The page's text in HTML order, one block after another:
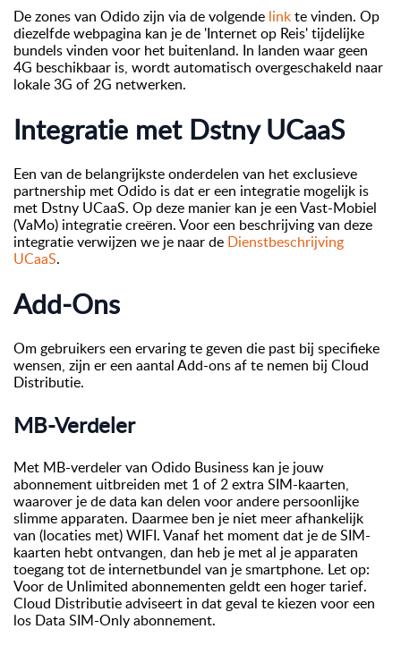
De zones van Odido zijn via de volgende linkte vinden. Op
diezelfde webpagina kan je de 'Internet op Reis' tijdelijke
bundels vinden voor het buitenland. In landen waar geen
4G beschikbaar is, wordt automatisch overgeschakeld naar
lokale 3G of 2G netwerken.
Integratie met Dstny UCaaS
Een van de belangrijkste onderdelen van het exclusieve
partnership met Odido is dat er een integratie mogelijk is
met Dstny UCaaS. Op deze manier kan je een Vast-Mobiel
(VaMo) integratie creëren. Voor een beschrijving van deze
integratie verwijzen we je naar de Dienstbeschrijving
UCaaS.
Add-Ons
Om gebruikers een ervaring te geven die past bij specifieke
wensen, zijn er een aantal Add-ons af te nemen bij Cloud
Distributie.
MB-Verdeler
Met MB-verdeler van Odido Business kan je jouw
abonnement uitbreiden met 1 of 2 extra SIM-kaarten,
waarover je de data kan delen voor andere persoonlijke
slimme apparaten. Daarmee ben je niet meer afhankelijk
van (locaties met) WIFI. Vanaf het moment dat je de SIM-
kaarten hebt ontvangen, dan heb je met al je apparaten
toegang tot de internetbundel van je smartphone. Let op:
Voor de Unlimited abonnementen geldt een hoger tarief.
Cloud Distributie adviseert in dat geval te kiezen voor een
los Data SIM-Only abonnement.